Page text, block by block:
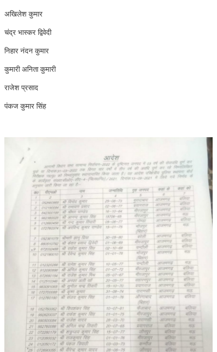
अखिलेश कुमार
चंद्र भास्कर द्विवेदी
निहार नंदन कुमार
कुमारी अनिता कुमारी
राजेश प्रसाद
पंकज कुमार सिंह